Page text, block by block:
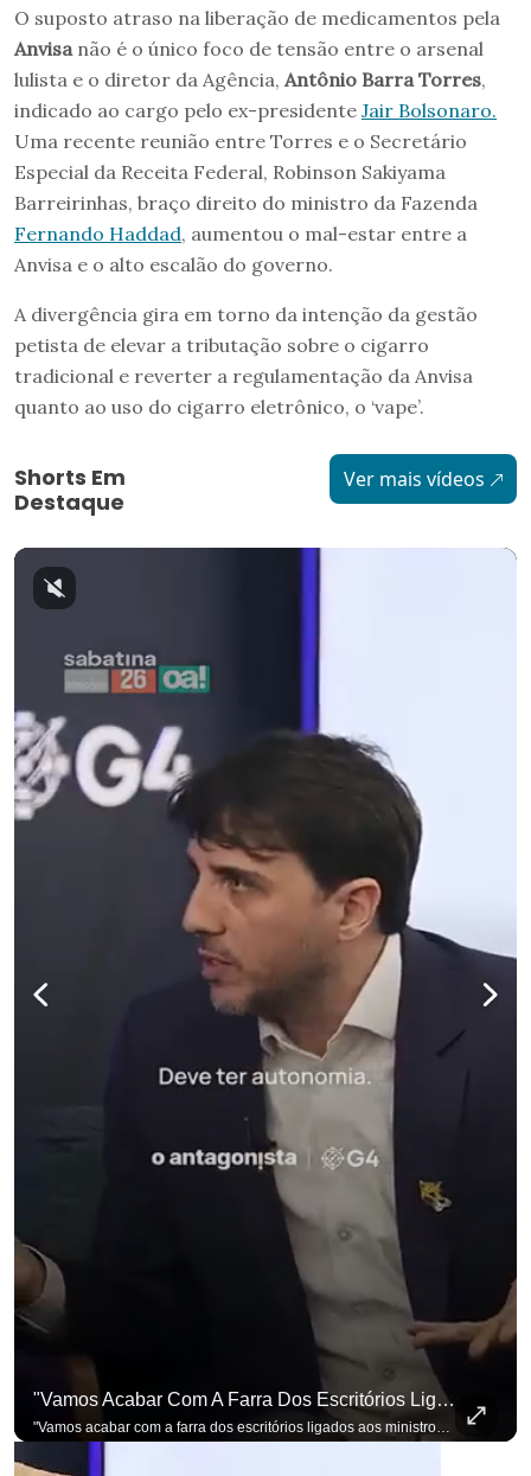
O suposto atraso na liberação de medicamentos pela
Anvisa não é o único foco de tensão entre o arsenal
lulista e o diretor da Agência, Antônio Barra Torres,
indicado ao cargo pelo ex-presidente Jair Bolsonaro.
Uma recente reunião entre Torres e o Secretário
Especial da Receita Federal, Robinson Sakiyama
Barreirinhas, braço direito do ministro da Fazenda
Fernando Haddad, aumentou o mal-estar entre a
Anvisa e o alto escalão do governo.
A divergência gira em torno da intenção da gestão
petista de elevar a tributação sobre o cigarro
tradicional e reverter a regulamentação da Anvisa
quanto ao uso do cigarro eletrônico, o ‘vape’.
Shorts Em
Destaque
Ver mais vídeos
"Vamos Acabar Com A Farra Dos Escritórios Ligados Aos Ministros Do STF"
para não perder nenhuma atualização! Ouça O Antagonista nos principais